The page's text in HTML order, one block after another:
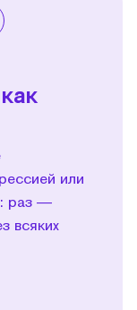
или
раз —
всяких